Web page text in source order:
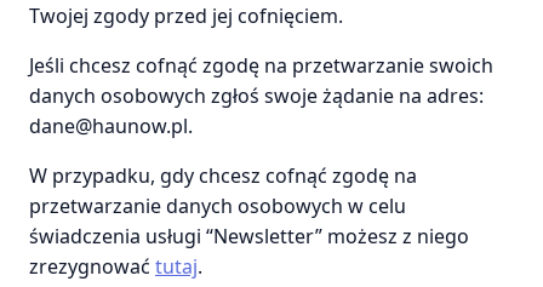
Twojej zgody przed jej cofnięciem.
Jeśli chcesz cofnąć zgodę na przetwarzanie swoich
danych osobowych zgłoś swoje żądanie na adres:
dane@haunow.pl.
W przypadku, gdy chcesz cofnąć zgodę na
przetwarzanie danych osobowych w celu
świadczenia usługi “Newsletter” możesz z niego
zrezygnować tutaj.